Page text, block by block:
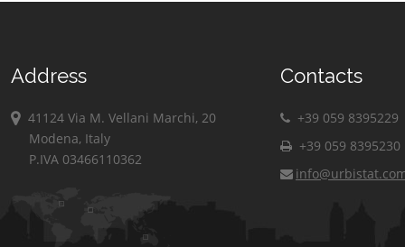
Address
41124 Via M. Vellani Marchi, 20
Modena, Italy
P.IVA 03466110362
Contacts
+39 059 8395229
+39 059 8395230